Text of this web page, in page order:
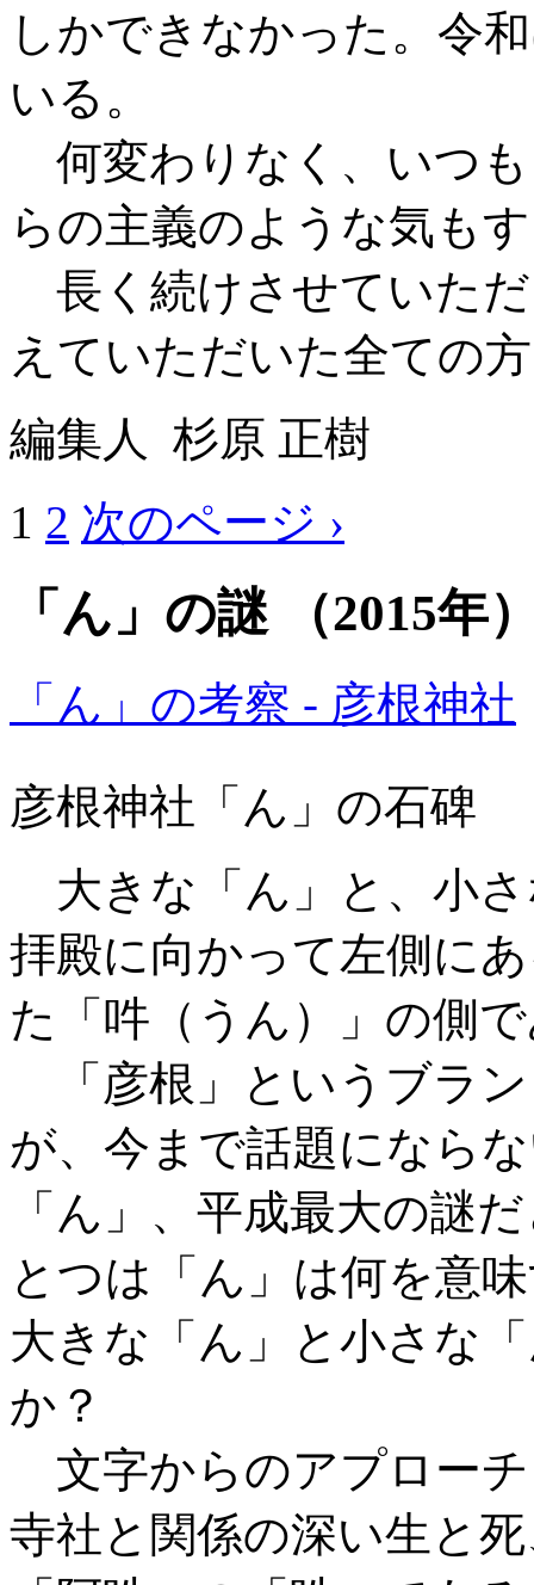
しかできなかった。令
いる。
何変わりなく、いつ
らの主義のような気も
長く続けさせていた
えていただいた全ての
編集人 杉原 正樹
1 2 次のページ ›
「ん」の謎 （2015年
「ん」の考察 - 彦根神社
彦根神社「ん」の石碑
大きな「ん」と、小
拝殿に向かって左側に
た「吽（うん）」の側
「彦根」というブラ
が、今まで話題になら
「ん」、平成最大の謎
とつは「ん」は何を意
大きな「ん」と小さな
か？
文字からのアプロー
寺社と関係の深い生と